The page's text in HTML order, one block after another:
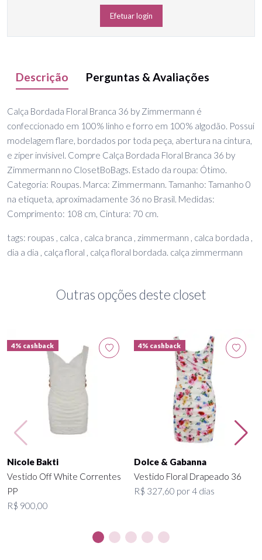
Efetuar login
Descrição Perguntas & Avaliações
Calça Bordada Floral Branca 36 by Zimmermann é
confeccionado em 100% linho e forro em 100% algodão. Possui
modelagem flare, bordados por toda peça, abertura na cintura,
e zíper invisível. Compre Calça Bordada Floral Branca 36 by
Zimmermann no ClosetBoBags. Estado da roupa: Ótimo.
Categoria: Roupas. Marca: Zimmermann. Tamanho: Tamanho 0
na etiqueta, aproximadamente 36 no Brasil. Medidas:
Comprimento: 108 cm, Cintura: 70 cm.
tags: roupas , calca , calca branca , zimmermann , calca bordada ,
dia a dia , calça floral , calça floral bordada. calça zimmermann
Outras opções deste closet
4% cashback
Nicole Bakti
Vestido Off White Correntes
PP
R$ 900,00
4% cashback
Dolce & Gabanna
Vestido Floral Drapeado 36
R$ 327,60 por 4 dias